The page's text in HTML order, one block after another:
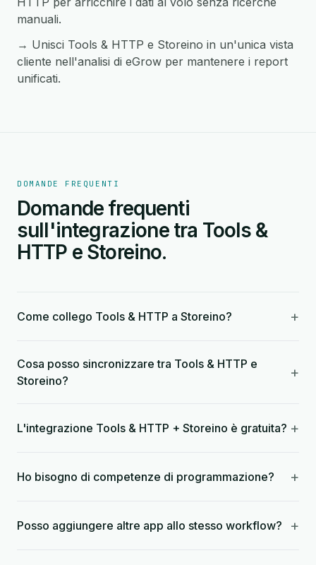
manuali.
→ Unisci Tools & HTTP e Storeino in un'unica vista
cliente nell'analisi di eGrow per mantenere i report
unificati.
DOMANDE FREQUENTI
Domande frequenti
sull'integrazione tra Tools &
HTTP e Storeino.
Come collego Tools & HTTP a Storeino? +
Cosa posso sincronizzare tra Tools & HTTP e
Storeino?
+
L'integrazione Tools & HTTP + Storeino è gratuita? +
Ho bisogno di competenze di programmazione? +
Posso aggiungere altre app allo stesso workflow? +